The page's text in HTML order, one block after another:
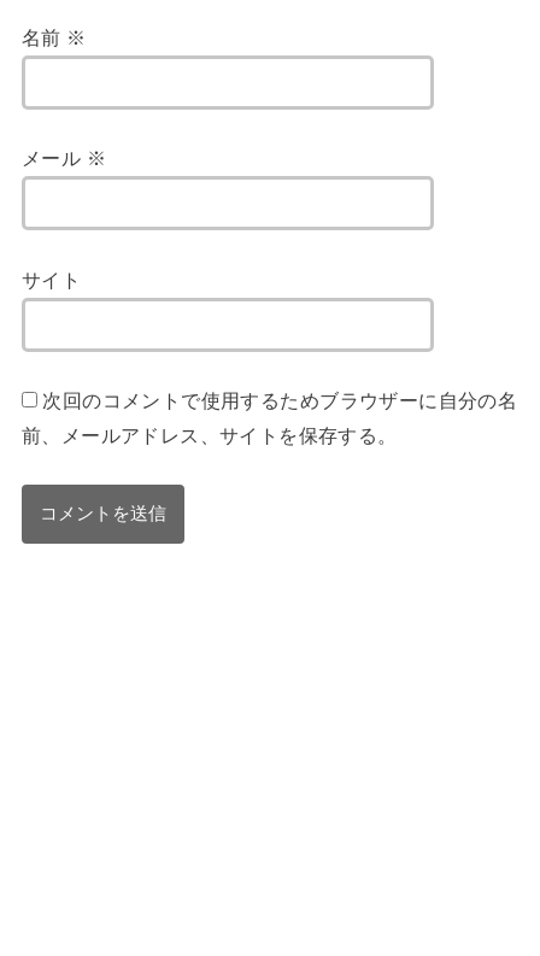
名前 ※
メール ※
サイト
次回のコメントで使用するためブラウザーに自分の名
前、メールアドレス、サイトを保存する。